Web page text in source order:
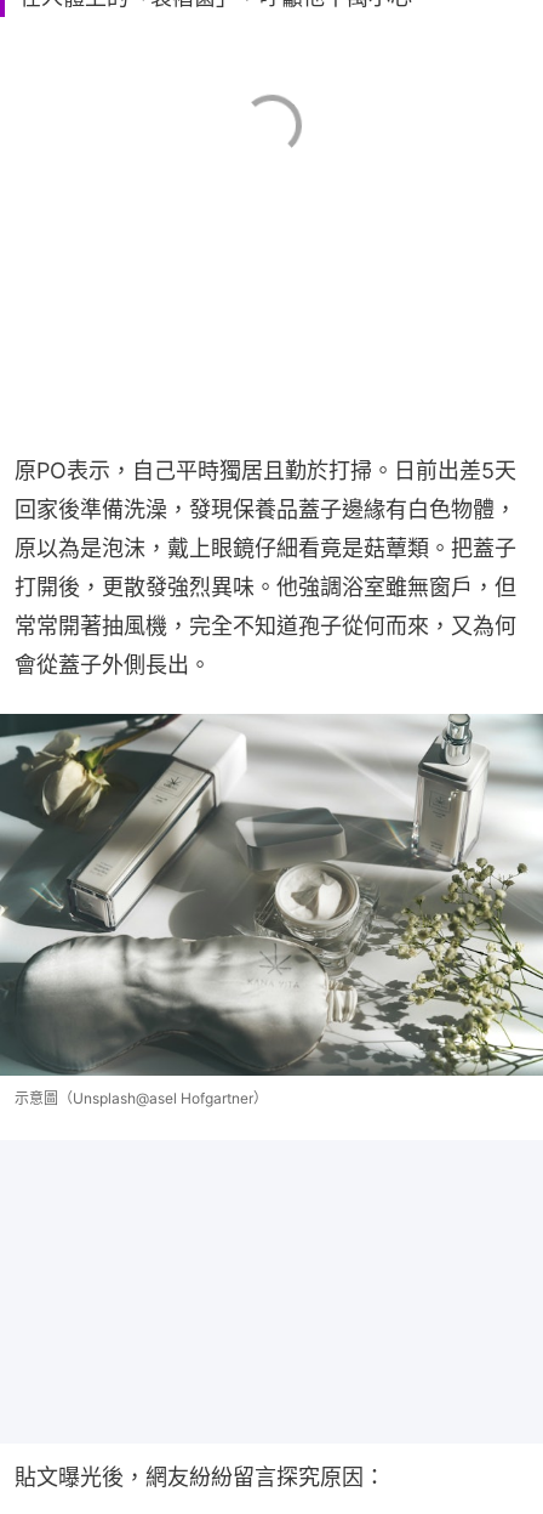
原PO表示，自己平時獨居且勤於打掃。日前出差5天
回家後準備洗澡，發現保養品蓋子邊緣有白色物體，
原以為是泡沫，戴上眼鏡仔細看竟是菇蕈類。把蓋子
打開後，更散發強烈異味。他強調浴室雖無窗戶，但
常常開著抽風機，完全不知道孢子從何而來，又為何
會從蓋子外側長出。
示意圖（Unsplash@asel Hofgartner）
貼文曝光後，網友紛紛留言探究原因：